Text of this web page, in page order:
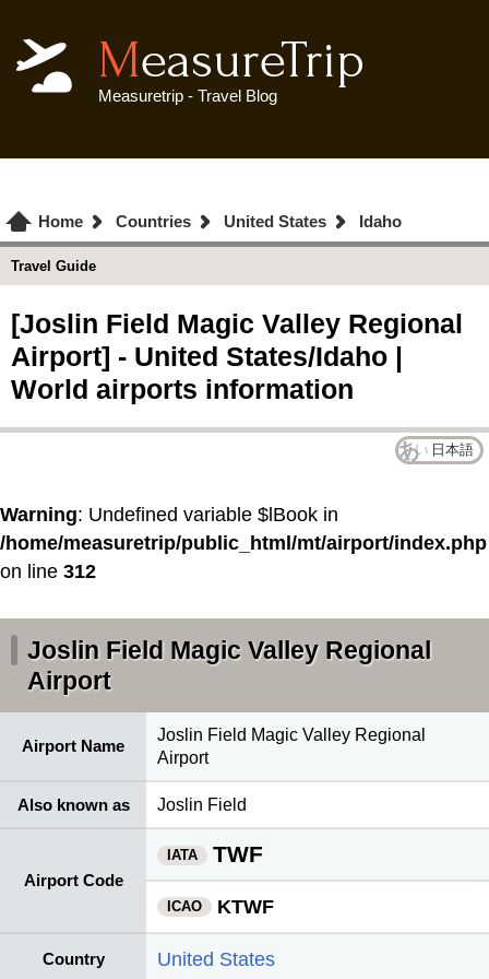
MeasureTrip
Measuretrip - Travel Blog
Home Countries United States Idaho
Travel Guide
[Joslin Field Magic Valley Regional
Airport] - United States/Idaho |
World airports information
日本語
Warning: Undefined variable $lBook in
/home/measuretrip/public_html/mt/airport/index.php
on line 312
Joslin Field Magic Valley Regional
Airport
Airport Name
Joslin Field Magic Valley Regional
Airport
Also known as Joslin Field
Airport Code
IATA TWF
ICAO KTWF
Country United States